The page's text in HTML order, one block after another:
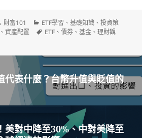
作
者
財富101
分
類
ETF學習 、基礎知識 、投資策
、資產配置
標
ETF 、債券 、基金 、理財觀
代表什麼？台幣升值與貶值的
美對中降至30%、中對美降至